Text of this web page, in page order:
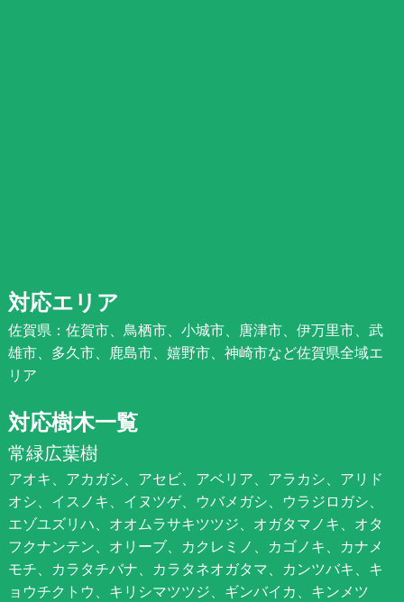
対応エリア
佐賀県：佐賀市、鳥栖市、小城市、唐津市、伊万里市、武
雄市、多久市、鹿島市、嬉野市、神崎市など佐賀県全域エ
リア
対応樹木一覧
常緑広葉樹
アオキ、アカガシ、アセビ、アベリア、アラカシ、アリド
オシ、イスノキ、イヌツゲ、ウバメガシ、ウラジロガシ、
エゾユズリハ、オオムラサキツツジ、オガタマノキ、オタ
フクナンテン、オリーブ、カクレミノ、カゴノキ、カナメ
モチ、カラタチバナ、カラタネオガタマ、カンツバキ、キ
ョウチクトウ、キリシマツツジ、ギンバイカ、キンメツ